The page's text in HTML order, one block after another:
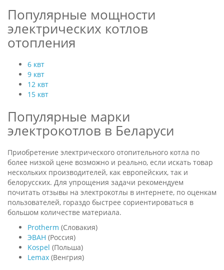
Популярные мощности
электрических котлов
отопления
6 квт
9 квт
12 квт
15 квт
Популярные марки
электрокотлов в Беларуси
Приобретение электрического отопительного котла по
более низкой цене возможно и реально, если искать товар
нескольких производителей, как европейских, так и
белорусских. Для упрощения задачи рекомендуем
почитать отзывы на электрокотлы в интернете, по оценкам
пользователей, гораздо быстрее сориентироваться в
большом количестве материала.
Protherm (Словакия)
ЭВАН (Россия)
Kospel (Польша)
Lemax (Венгрия)